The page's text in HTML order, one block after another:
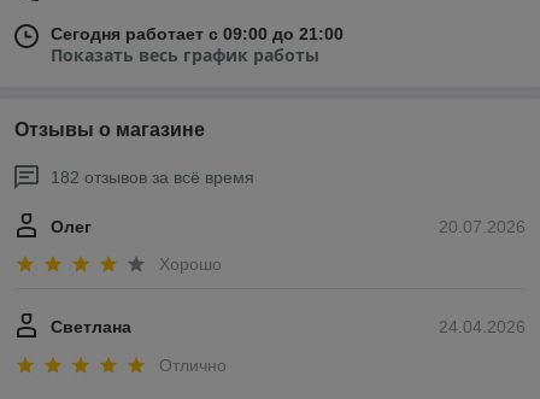
Сегодня работает с 09:00 до 21:00
Показать весь график работы
Отзывы о магазине
182 отзывов за всё время
20.07.2026
Олег
Хорошо
24.04.2026
Светлана
Отлично